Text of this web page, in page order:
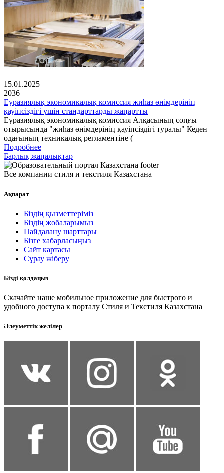
15.01.2025
2036
Еуразиялық экономикалық комиссия жиһаз өнімдерінің
қауіпсіздігі үшін стандарттарды жаңартты
Еуразиялық экономикалық комиссия Алқасының соңғы
отырысында "жиһаз өнімдерінің қауіпсіздігі туралы" Кеден
одағының техникалық регламентіне (
Подробнее
Барлық жаңалықтар
Все компании стиля и текстиля Казахстана
Ақпарат
Біздің қызметтеріміз
Біздің жобаларымыз
Пайдалану шарттары
Бізге хабарласыңыз
Сайт картасы
Сұрау жіберу
Бізді қолдаңыз
Скачайте наше мобильное приложение для быстрого и
удобного доступа к порталу Стиля и Текстиля Казахстана
Әлеуметтік желілер